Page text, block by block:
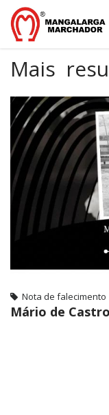
Mais
Nota de falecimento
Mário de